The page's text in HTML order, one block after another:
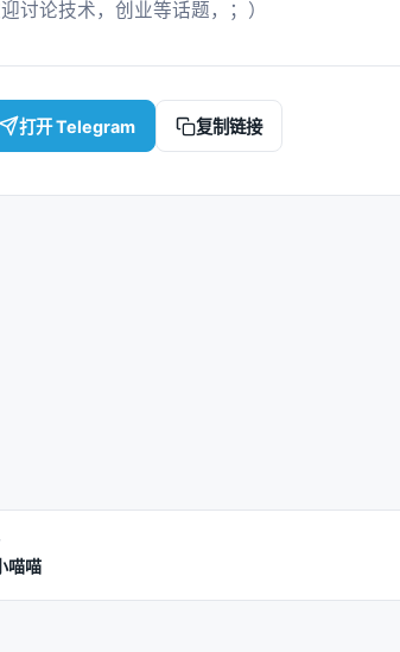
讨论技术，创业等话题，；）
打开 Telegram 复制链接
喵喵